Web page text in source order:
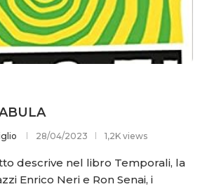
28/04/2023 1,2K views
descrive nel libro Temporali, la
Enrico Neri e Ron Senai, i